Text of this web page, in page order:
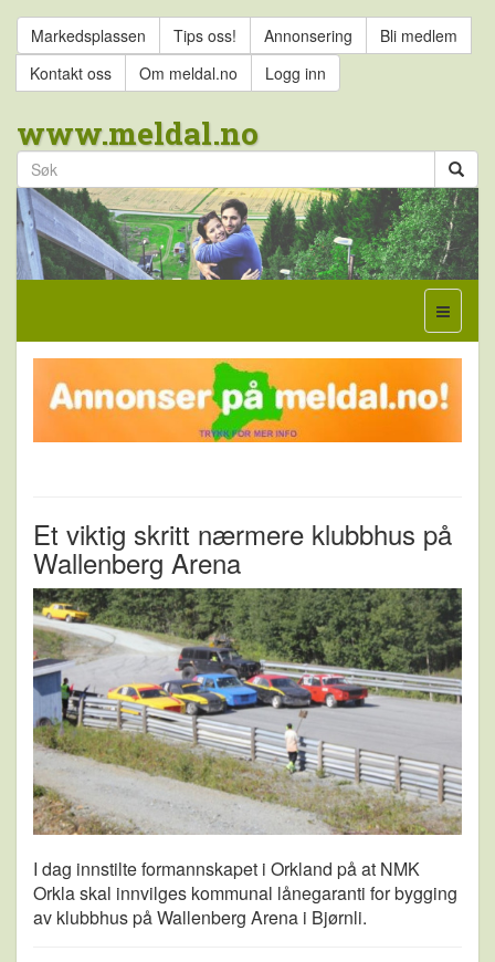
Markedsplassen Tips oss! Annonsering
Bli medlem
Kontakt oss
Om meldal.no Logg inn
www.meldal.no
Et viktig skritt nærmere klubbhus på
Wallenberg Arena
I dag innstilte formannskapet i Orkland på at NMK
Orkla skal innvilges kommunal lånegaranti for bygging
av klubbhus på Wallenberg Arena i Bjørnli.